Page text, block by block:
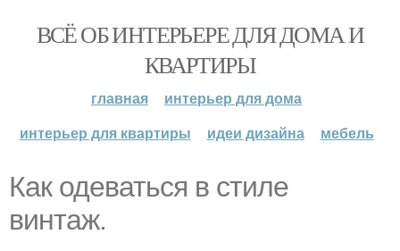
ВСЁ ОБ ИНТЕРЬЕРЕ ДЛЯ ДОМА И
КВАРТИРЫ
главная
интерьер для дома
интерьер для квартиры
идеи дизайна мебель
Как одеваться в стиле
винтаж.